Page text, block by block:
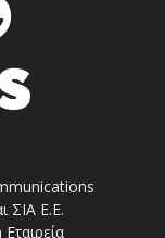
ΣΙΑ Ε.Ε.